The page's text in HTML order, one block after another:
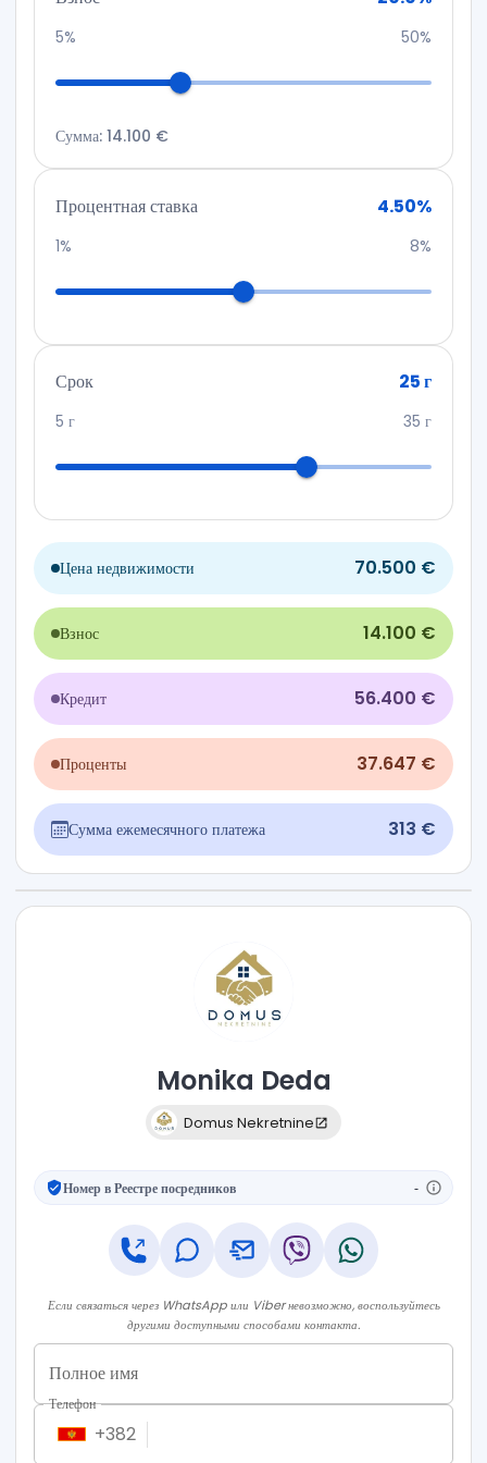
Monika Deda
Domus Nekretnine
Номер в Реестре посредников -
Если связаться через WhatsApp или Viber невозможно, воспользуйтесь
другими доступными способами контакта.
Полное имя
Телефон
+382
069/586-539
5% 50%
Сумма: 14.100 €
Процентная ставка 4.50%
1% 8%
Срок 25г
5 г 35г
Цена недвижимости 70.500 €
Взнос 14.100 €
Кредит 56.400 €
Проценты 37.647 €
Сумма ежемесячного платежа 313 €